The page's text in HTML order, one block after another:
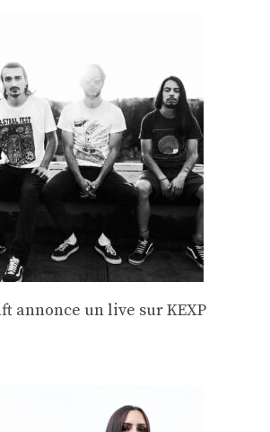
annonce un live sur KEXP